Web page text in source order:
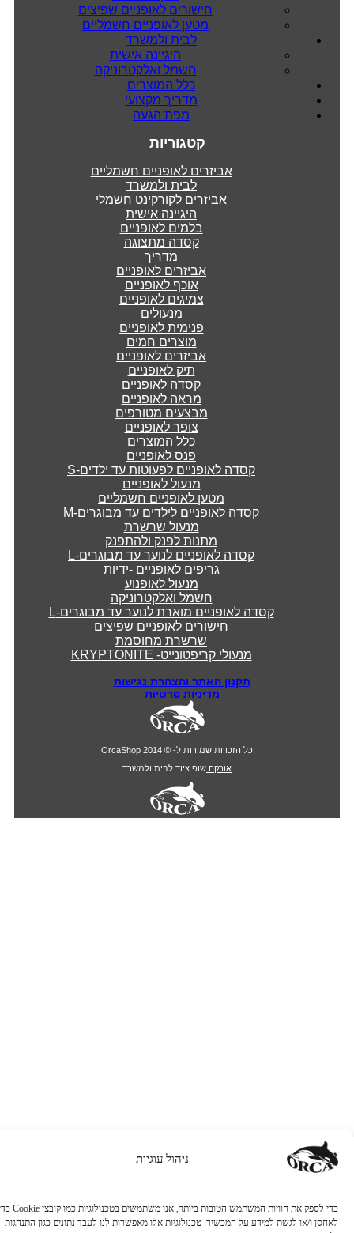
ניהול עוגיות
כדי לספק את חוויות המשתמש הטובות ביותר, אנו משתמשים בטכנולוגיות כמו קובצי Cookie כדי
ו/או לגשת למידע על המכשיר. טכנולוגיות אלו מאפשרות לנו לעבד נתונים כגון התנהגות
חישורים לאופניים שפיצים
מטען לאופניים חשמליים
לבית ולמשרד
היגיינה אישית
חשמל ואלקטרוניקה
כלל המוצרים
מדריך מקצועי
מפת הגעה
קטגוריות
אביזרים לאופניים חשמליים
לבית ולמשרד
אביזרים לקורקינט חשמלי
היגיינה אישית
בלמים לאופניים
קסדה מתצוגה
מדריך
אביזרים לאופניים
אוכף לאופניים
צמיגים לאופניים
מנעולים
פנימית לאופניים
מוצרים חמים
אביזרים לאופניים
תיק לאופניים
קסדה לאופניים
מראה לאופניים
מבצעים מטורפים
צופר לאופניים
כלל המוצרים
פנס לאופניים
קסדה לאופניים לפעוטות עד ילדים-S
מנעול לאופניים
מטען לאופניים חשמליים
קסדה לאופניים לילדים עד מבוגרים-M
מנעול שרשרת
מתנות לפנק ולהתפנק
קסדה לאופניים לנוער עד מבוגרים-L
גריפים לאופניים -ידיות
מנעול לאופנוע
חשמל ואלקטרוניקה
קסדה לאופניים מוארת לנוער עד מבוגרים-L
חישורים לאופניים שפיצים
שרשרת מחוסמת
מנעולי קריפטונייט- KRYPTONITE
תקנון האתר והצהרת נגישות
מדיניות פרטיות
כל הזכויות שמורות ל- © 2014 OrcaShop
שופ ציוד לבית ולמשרד